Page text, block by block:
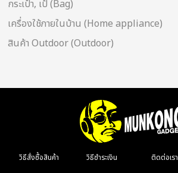
กระเป๋า, เป้ (Bag)
เครื่องใช้ภายในบ้าน (Home appliance)
สินค้า Outdoor (Outdoor)
วิธีสั่งซื้อสินค้า วิธีชำระเงิน ติดต่อเรา